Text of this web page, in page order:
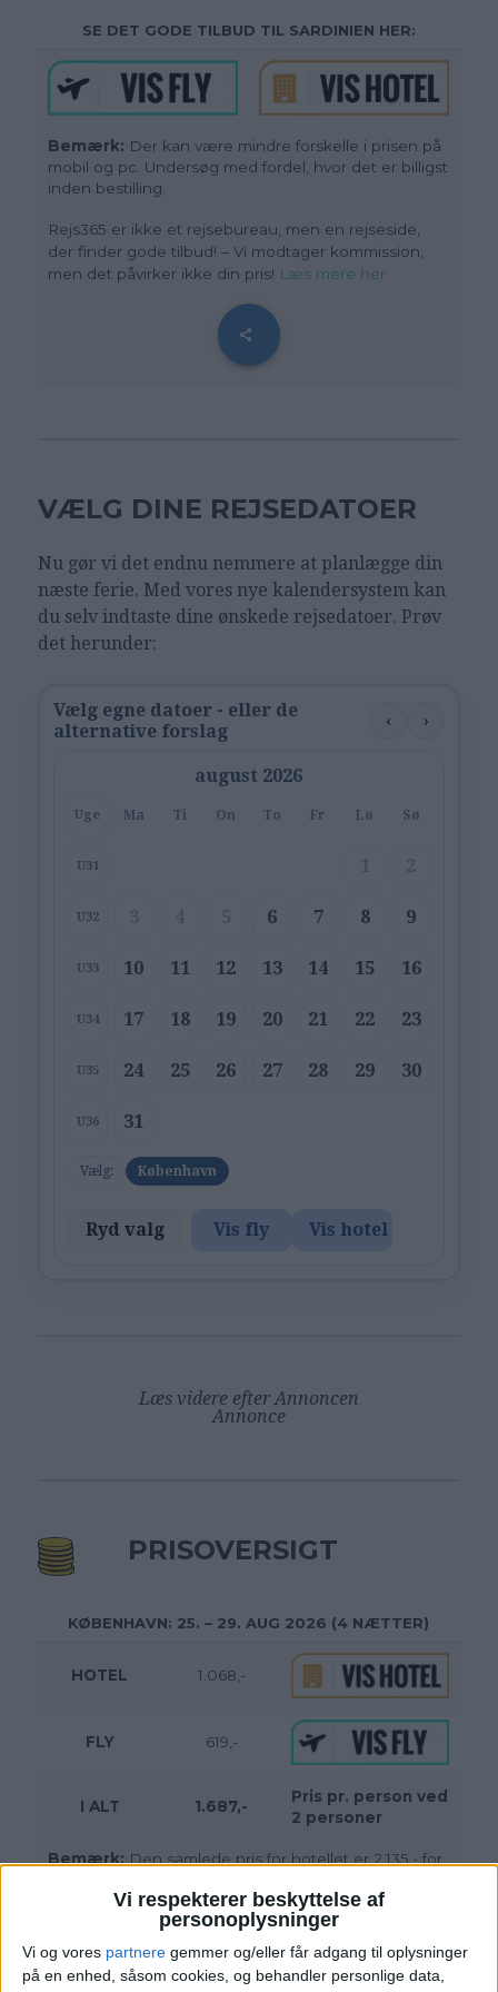
Vi respekterer beskyttelse af
personoplysninger
Vi og vores partnere gemmer og/eller får adgang til oplysninger
på en enhed, såsom cookies, og behandler personlige data,
SE DET GODE TILBUD TIL SARDINIEN HER:
Bemærk: Der kan være mindre forskelle i prisen på
mobil og pc. Undersøg med fordel, hvor det er billigst
inden bestilling.
Rejs365 er ikke et rejsebureau, men en rejseside,
der finder gode tilbud! – Vi modtager kommission,
men det påvirker ikke din pris! Læs mere her
VÆLG DINE REJSEDATOER
Nu gør vi det endnu nemmere at planlægge din
næste ferie. Med vores nye kalendersystem kan
du selv indtaste dine ønskede rejsedatoer. Prøv
det herunder:
Vælg egne datoer - eller de
alternative forslag
‹ ›
august 2026
Uge Ma Ti On To Fr Lø Sø
U31
U32 6 7 8 9
U33 10 11 12 13 14 15 16
U34 17 18 19 20 21 22 23
U35 24 25 26 27 28 29 30
U36 31
Vælg: København
Ryd valg Vis fly Vis hotel
Læs videre efter Annoncen
Annonce
PRISOVERSIGT
KØBENHAVN: 25. – 29. AUG 2026 (4 NÆTTER)
HOTEL 1.068,-
FLY 619,-
I ALT 1.687,-
Pris pr. person ved
2 personer
Bemærk: Den samlede pris for hotellet er 2.135,- for
1.068,- per person.